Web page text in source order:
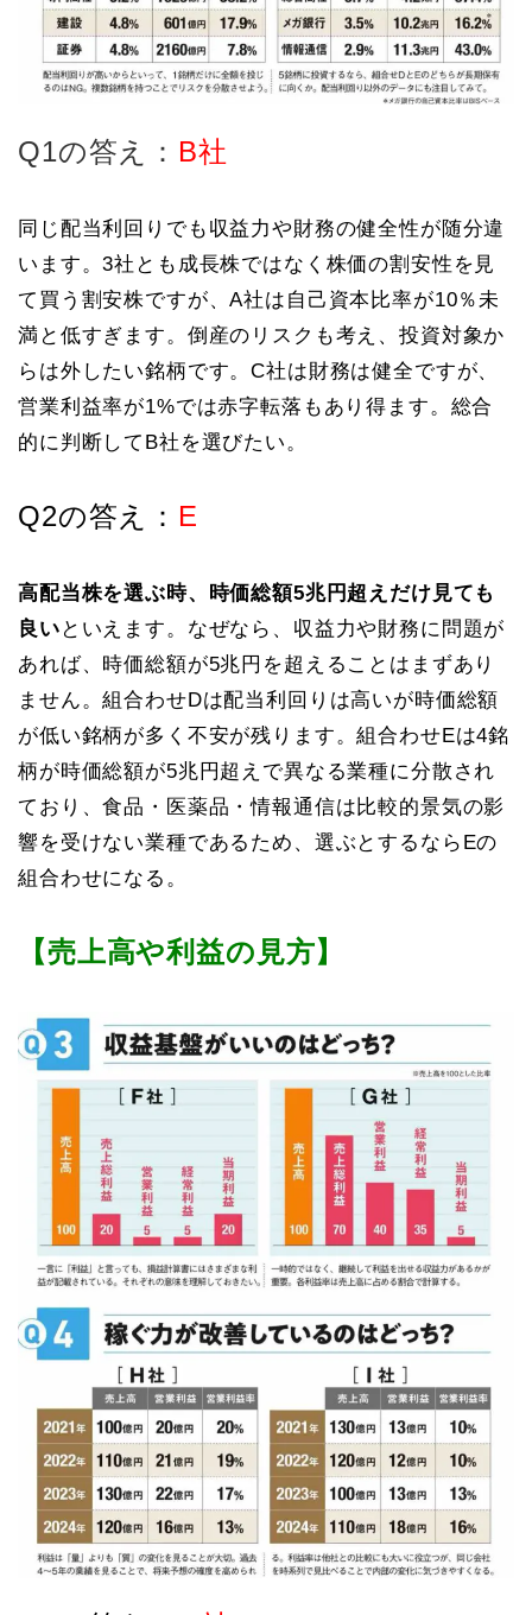
Q1の答え： B社
同じ配当利回りでも収益力や財務の健全性が随分違
います。3社とも成長株ではなく株価の割安性を見
て買う割安株ですが、A社は自己資本比率が10％未
満と低すぎます。倒産のリスクも考え、投資対象か
らは外したい銘柄です。C社は財務は健全ですが、
営業利益率が1%では赤字転落もあり得ます。総合
的に判断してB社を選びたい。
Q2の答え： E
高配当株を選ぶ時、時価総額5兆円超えだけ見ても
良い といえます。なぜなら、収益力や財務に問題が
あれば、時価総額が5兆円を超えることはまずあり
ません。組合わせDは配当利回りは高いが時価総額
が低い銘柄が多く不安が残ります。組合わせEは4銘
柄が時価総額が5兆円超えで異なる業種に分散され
ており、食品・医薬品・情報通信は比較的景気の影
響を受けない業種であるため、選ぶとするならEの
組合わせになる。
【売上高や利益の見方】